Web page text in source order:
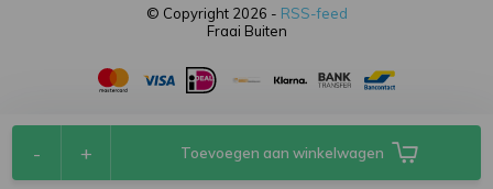
+
- Toevoegen aan winkelwagen
© Copyright 2026 - RSS-feed
Fraai Buiten